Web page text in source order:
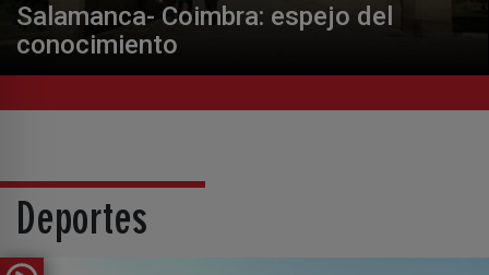
Salamanca- Coimbra: espejo del
conocimiento
Deportes